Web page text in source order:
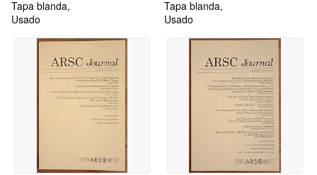
No. 1. Winter 2018
Tapa blanda
Usado
Guatemala (Illustrated with
Drawings from the Maya
Tapa blanda
Usado